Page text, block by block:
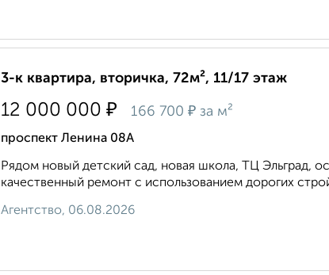
3-к квартира, вторичка, 72м², 11/17 этаж
12 000 000 ₽ 166 700 ₽ за м²
проспект Ленина 08А
Рядом новый детский caд, новая шкoла, TЦ Эльгpaд,
кaчecтвенный peмонт c иcпользованиeм дoрoгих
Агентство, 06.08.2026